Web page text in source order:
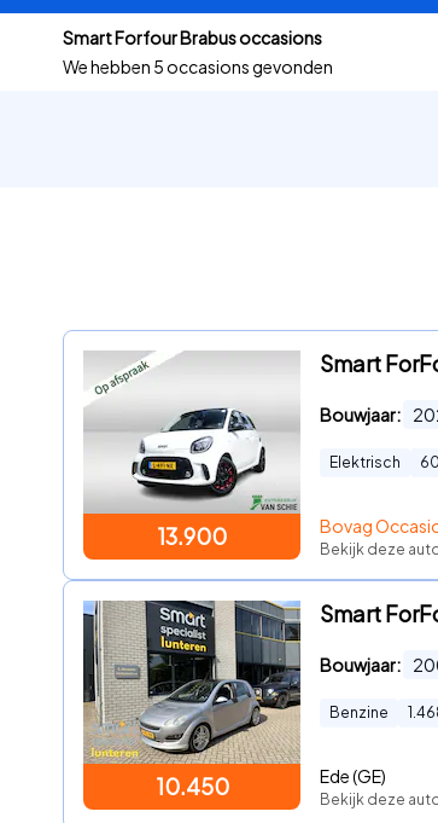
Smart Forfour Brabus occasions
We hebben 5 occasions gevonden
13.900
Smart
Bouwjaar:
Elektrisch 60
Bovag
Bekijk deze
10.450
Smart
Bouwjaar:
Benzine
Ede (GE)
Bekijk deze